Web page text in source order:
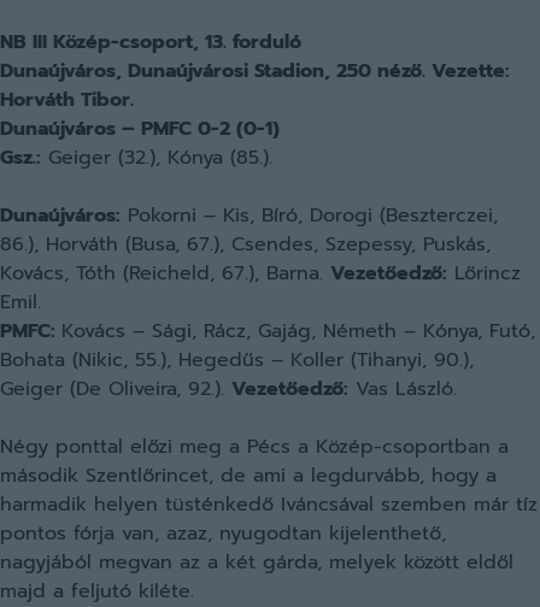
NB III Közép-csoport, 13. forduló
Dunaújváros, Dunaújvárosi Stadion, 250 néző. Vezette:
Horváth Tibor.
Dunaújváros – PMFC 0-2 (0-1)
Gsz.: Geiger (32.), Kónya (85.).
Dunaújváros: Pokorni – Kis, Bíró, Dorogi (Beszterczei,
86.), Horváth (Busa, 67.), Csendes, Szepessy, Puskás,
Kovács, Tóth (Reicheld, 67.), Barna. Vezetőedző: Lőrincz
Emil.
PMFC: Kovács – Sági, Rácz, Gajág, Németh – Kónya, Futó,
Bohata (Nikic, 55.), Hegedűs – Koller (Tihanyi, 90.),
Geiger (De Oliveira, 92.). Vezetőedző: Vas László.
Négy ponttal előzi meg a Pécs a Közép-csoportban a
második Szentlőrincet, de ami a legdurvább, hogy a
harmadik helyen tüsténkedő Iváncsával szemben már tíz
pontos fórja van, azaz, nyugodtan kijelenthető,
nagyjából megvan az a két gárda, melyek között eldől
majd a feljutó kiléte.